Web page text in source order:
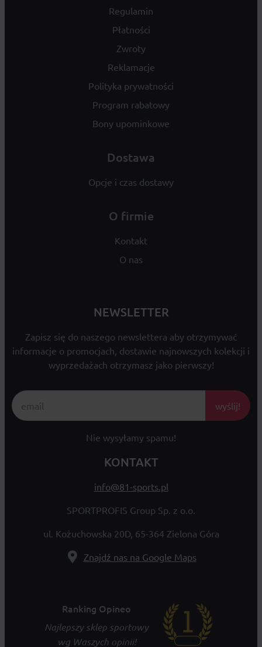
Regulamin
Płatności
Zwroty
Reklamacje
Polityka prywatności
Program rabatowy
Bony upominkowe
Dostawa
Opcje i czas dostawy
O firmie
Kontakt
O nas
NEWSLETTER
Zapisz się do naszego newslettera aby otrzymywać
informacje o promocjach, dostawie najnowszych kolekcji i
wyprzedażach otrzymasz jako pierwszy!
wyślij!
Nie wysyłamy spamu!
KONTAKT
info@81-sports.pl
SPORTPROFIS Group Sp. z o.o.
ul. Kożuchowska 20D, 65-364 Zielona Góra
Znajdź nas na Google Maps
Ranking Opineo
Najlepszy sklep sportowy
wg Waszych opinii!